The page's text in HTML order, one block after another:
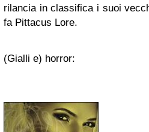
rilancia in classifica i suoi
fa Pittacus Lore.
(Gialli e) horror: